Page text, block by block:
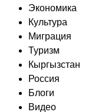
Экономика
Культура
Миграция
Туризм
Кыргызстан
Россия
Блоги
Видео